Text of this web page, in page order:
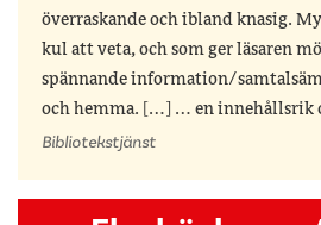
överraskande och ibland knasig.
kul att veta, och som ger läsaren
spännande information/
och hemma. […] … en innehållsrik
Bibliotekstjänst